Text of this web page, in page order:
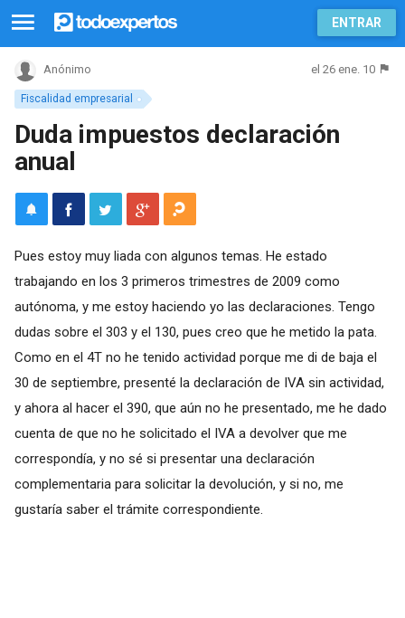
ENTRAR
Fiscalidad empresarial
Anónimo el 26 ene. 10
Duda impuestos declaración
anual
Pues estoy muy liada con algunos temas. He estado
trabajando en los 3 primeros trimestres de 2009 como
autónoma, y me estoy haciendo yo las declaraciones. Tengo
dudas sobre el 303 y el 130, pues creo que he metido la pata.
Como en el 4T no he tenido actividad porque me di de baja el
30 de septiembre, presenté la declaración de IVA sin actividad,
y ahora al hacer el 390, que aún no he presentado, me he dado
cuenta de que no he solicitado el IVA a devolver que me
correspondía, y no sé si presentar una declaración
complementaria para solicitar la devolución, y si no, me
gustaría saber el trámite correspondiente.